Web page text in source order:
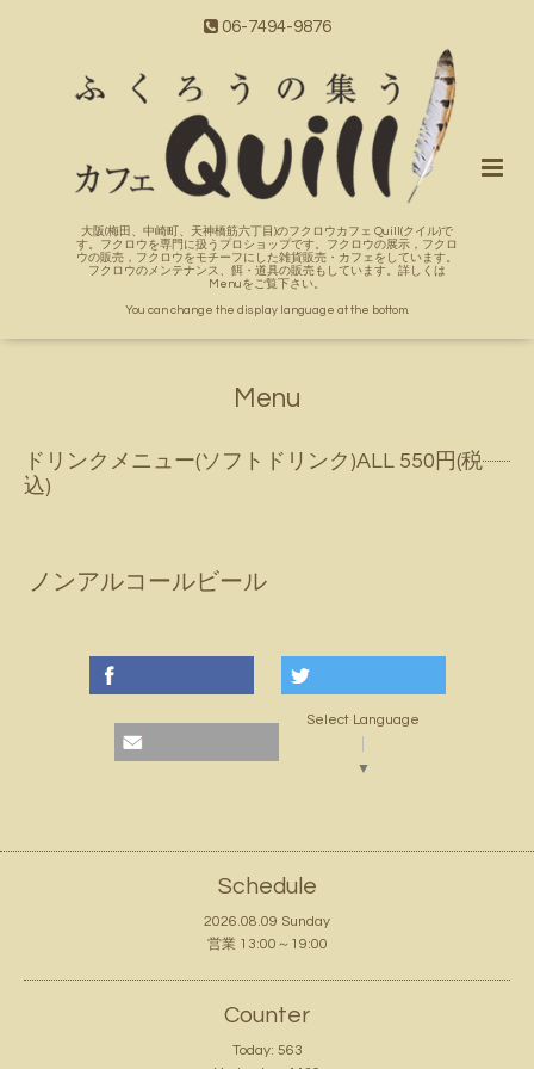
06-7494-9876
大阪(梅田、中崎町、天神橋筋六丁目)のフクロウカフェ Quill(クイル)で
す。フクロウを専門に扱うプロショップです。フクロウの展示，フクロ
ウの販売，フクロウをモチーフにした雑貨販売・カフェをしています。
フクロウのメンテナンス、餌・道具の販売もしています。詳しくは
Menuをご覧下さい。
You can change the display language at the bottom.
Menu
ドリンクメニュー(ソフトドリンク)ALL 550円(税
込)
ノンアルコールビール
Select Language
▼
Schedule
2026.08.09 Sunday
営業 13:00～19:00
Counter
Today: 563